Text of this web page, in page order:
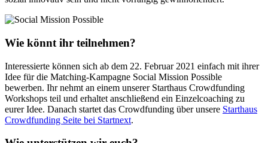
Wie könnt ihr teilnehmen?
Interessierte können sich ab dem 22. Februar 2021 einfach mit ihrer
Idee für die Matching-Kampagne Social Mission Possible
bewerben. Ihr nehmt an einem unserer Starthaus Crowdfunding
Workshops teil und erhaltet anschließend ein Einzelcoaching zu
eurer Idee. Danach startet das Crowdfunding über unsere Starthaus
Crowdfunding Seite bei Startnext.